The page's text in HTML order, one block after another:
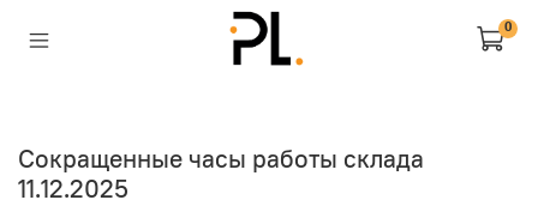
0
Сокращенные часы работы склада
11.12.2025